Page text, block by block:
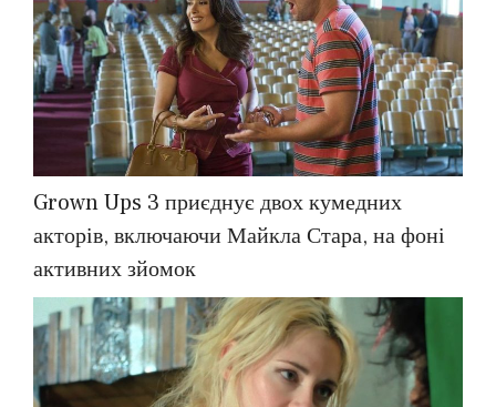
Grown Ups 3 приєднує двох кумедних
акторів, включаючи Майкла Стара, на фоні
активних зйомок